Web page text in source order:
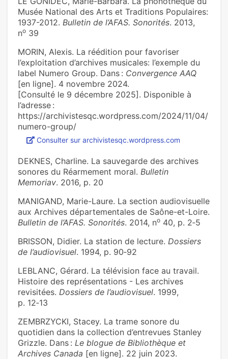
Musée National des Arts et Traditions Populaires:
1937-2012. Bulletin de l’AFAS. Sonorités. 2013,
no 39
MORIN, Alexis. La réédition pour favoriser
l’exploitation d’archives musicales: l’exemple du
label Numero Group. Dans : Convergence AAQ
[en ligne]. 4 novembre 2024.
[Consulté le 9 décembre 2025]. Disponible à
l’adresse :
https://archivistesqc.wordpress.com/2024/11/04/
numero-group/
Consulter sur archivistesqc.wordpress.com
DEKNES, Charline. La sauvegarde des archives
sonores du Réarmement moral. Bulletin
Memoriav. 2016, p. 20
MANIGAND, Marie-Laure. La section audiovisuelle
aux Archives départementales de Saône-et-Loire.
Bulletin de l’AFAS. Sonorités. 2014, no 40, p. 2‑5
BRISSON, Didier. La station de lecture. Dossiers
de l’audiovisuel. 1994, p. 90‑92
LEBLANC, Gérard. La télévision face au travail.
Histoire des représentations - Les archives
revisitées. Dossiers de l’audiovisuel. 1999,
p. 12‑13
ZEMBRZYCKI, Stacey. La trame sonore du
quotidien dans la collection d’entrevues Stanley
Grizzle. Dans : Le blogue de Bibliothèque et
Archives Canada [en ligne]. 22 juin 2023.